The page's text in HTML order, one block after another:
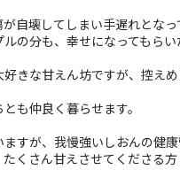
自壊してしまい手遅れとなっ
の分も、幸せになってもらい
好きな甘えん坊ですが、控え
も仲良く暮らせます。
すが、我慢強いしおんの健
たくさん甘えさせてくださる